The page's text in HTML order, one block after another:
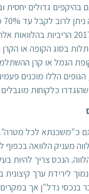
גדולים יחסית
בה כהלוואה. נכון ל-2017 הריביות
כאן כתלות בסוג הקופה או
הגמל או קרן
הללו מוכנים
כלקוחות
כ"משכנתא לכל מטרה"
מעניק הלוואה בכפוף
הנכס צריך להיות
לירידת ערך
בנכסי נדל"ן אך